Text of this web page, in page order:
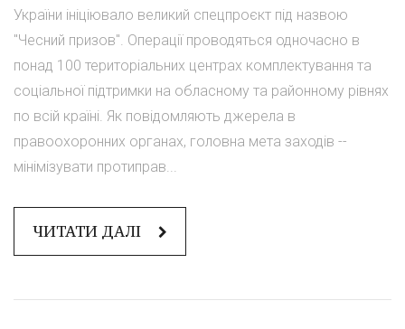
України ініціювало великий спецпроєкт під назвою
"Чесний призов". Операції проводяться одночасно в
понад 100 територіальних центрах комплектування та
соціальної підтримки на обласному та районному рівнях
по всій країні. Як повідомляють джерела в
правоохоронних органах, головна мета заходів --
мінімізувати протиправ...
ЧИТАТИ ДАЛІ